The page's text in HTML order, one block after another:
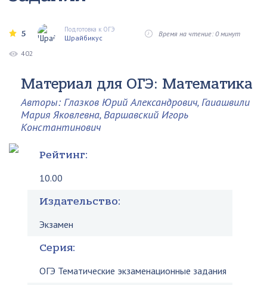
5 Подготовка к ОГЭ
Шрайбикус Время на чтение: 0 минут
402
Материал для ОГЭ: Математика
Авторы: Глазков Юрий Александрович, Гаиашвили
Мария Яковлевна, Варшавский Игорь
Константинович
Рейтинг:
10.00
Издательство:
Экзамен
Серия:
ОГЭ Тематические экзаменационные задания